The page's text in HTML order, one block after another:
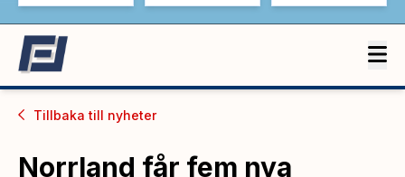
Tillbaka till nyheter
Norrland får fem nya